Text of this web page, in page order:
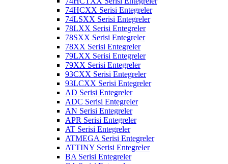
74HCXX Serisi Entegreler
74LSXX Serisi Entegreler
78LXX Serisi Entegreler
78SXX Serisi Entegreler
78XX Serisi Entegreler
79LXX Serisi Entegreler
79XX Serisi Entegreler
93CXX Serisi Entegreler
93LCXX Serisi Entegreler
AD Serisi Entegreler
ADC Serisi Entegreler
AN Serisi Entegreler
APR Serisi Entegreler
AT Serisi Entegreler
ATMEGA Serisi Entegreler
ATTINY Serisi Entegreler
BA Serisi Entegreler